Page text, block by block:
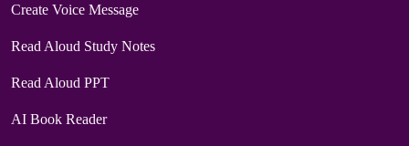
Create Voice Message
Read Aloud Study Notes
Read Aloud PPT
AI Book Reader